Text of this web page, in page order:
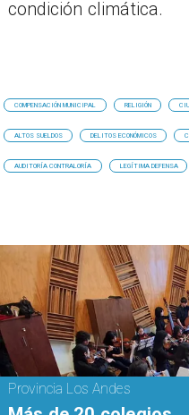
condición climática.
COMPENSACIÓN MUNICIPAL RELIGIÓN
ALTOS SUELDOS DELITOS ECONÓMICOS
AUDITORÍA CONTRALORÍA LEGÍTIMA DEFENSA
Provincia Los Andes